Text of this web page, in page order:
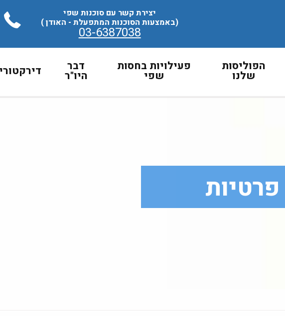
יצירת קשר עם סוכנות שפי
(באמצעות הסוכנות המתפעלת - האודן )
03-6387038
הפוליסות
שלנו
פעילויות בחסות
שפי
דבר
היו"ר